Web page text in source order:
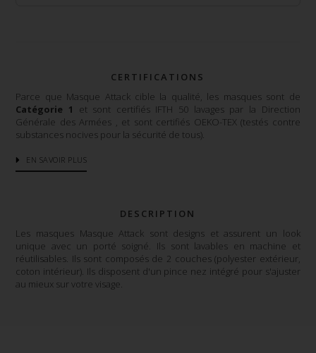
CERTIFICATIONS
Parce que Masque Attack cible la qualité, les masques sont de
Catégorie 1
et sont certifiés IFTH 50 lavages par la Direction
Générale des Armées , et sont certifiés OEKO-TEX (testés contre
substances nocives pour la sécurité de tous).
EN SAVOIR PLUS
DESCRIPTION
Les masques Masque Attack sont designs et assurent un look
unique avec un porté soigné. Ils sont lavables en machine et
réutilisables. Ils sont composés de 2 couches (polyester extérieur,
coton intérieur). Ils disposent d'un pince nez intégré pour s'ajuster
au mieux sur votre visage.